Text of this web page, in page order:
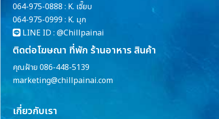
064-975-0888 : K. เจี๊ยบ
064-975-0999 : K. มุก
LINE ID : @Chillpainai
ติดต่อโฆษณา ที่พัก ร้านอาหาร สินค้า
คุณฝ้าย 086-448-5139
marketing@chillpainai.com
เกี่ยวกับเรา